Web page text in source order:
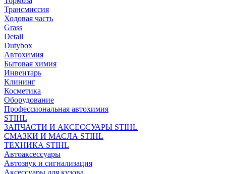
Трансмиссия
Ходовая часть
Grass
Detail
Dutybox
Автохимия
Бытовая химия
Инвентарь
Клининг
Косметика
Оборудование
Профессиональная автохимия
STIHL
ЗАПЧАСТИ И АКСЕССУАРЫ STIHL
СМАЗКИ И МАСЛА STIHL
ТЕХНИКА STIHL
Автоаксессуары
Автозвук и сигнализация
Аксессуары для кузова